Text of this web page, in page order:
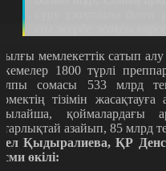
мемлекеттік сатып
1800 түрлі
сомасы 533 млрд
тізімін
қоймалардағы
азайып, 85 млрд
Қыдыралиева, ҚР
өкілі: